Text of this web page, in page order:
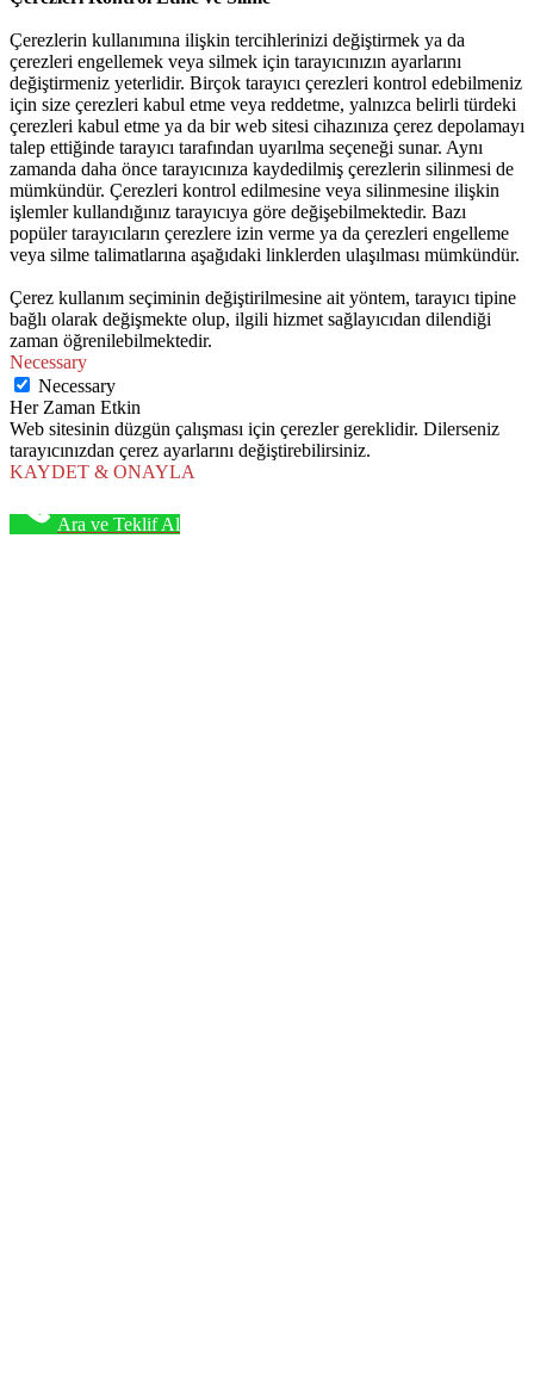
Çerezlerin kullanımına ilişkin tercihlerinizi değiştirmek ya da
çerezleri engellemek veya silmek için tarayıcınızın ayarlarını
değiştirmeniz yeterlidir. Birçok tarayıcı çerezleri kontrol edebilmeniz
için size çerezleri kabul etme veya reddetme, yalnızca belirli türdeki
çerezleri kabul etme ya da bir web sitesi cihazınıza çerez depolamayı
talep ettiğinde tarayıcı tarafından uyarılma seçeneği sunar. Aynı
zamanda daha önce tarayıcınıza kaydedilmiş çerezlerin silinmesi de
mümkündür. Çerezleri kontrol edilmesine veya silinmesine ilişkin
işlemler kullandığınız tarayıcıya göre değişebilmektedir. Bazı
popüler tarayıcıların çerezlere izin verme ya da çerezleri engelleme
veya silme talimatlarına aşağıdaki linklerden ulaşılması mümkündür.
Çerez kullanım seçiminin değiştirilmesine ait yöntem, tarayıcı tipine
bağlı olarak değişmekte olup, ilgili hizmet sağlayıcıdan dilendiği
zaman öğrenilebilmektedir.
Necessary
Necessary
Her Zaman Etkin
Web sitesinin düzgün çalışması için çerezler gereklidir. Dilerseniz
tarayıcınızdan çerez ayarlarını değiştirebilirsiniz.
KAYDET & ONAYLA
Ara ve Teklif Al